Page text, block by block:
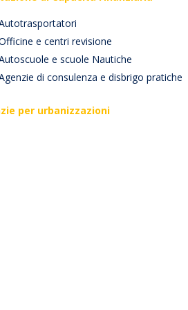
e centri revisione
e scuole Nautiche
di consulenza e disbrigo pratiche
per urbanizzazioni